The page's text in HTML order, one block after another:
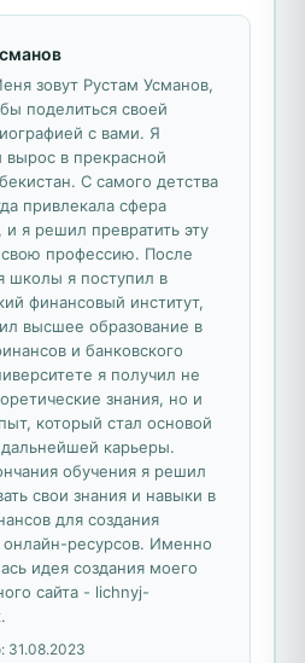
зовут Рустам Усманов,
поделиться своей
с вами. Я
вырос в прекрасной
С самого детства
привлекала сфера
и я решил превратить эту
свою профессию. После
школы я поступил в
финансовый институт,
высшее образование в
и банковского
я получил не
знания, но и
который стал основой
карьеры.
обучения я решил
свои знания и навыки в
для создания
онлайн-ресурсов. Именно
идея создания моего
сайта - lichnyj-
31.08.2023